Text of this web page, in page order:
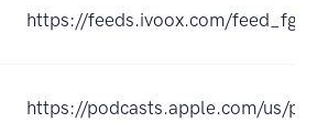
https://feeds.ivoox.com/
https://podcasts.apple.com/us/